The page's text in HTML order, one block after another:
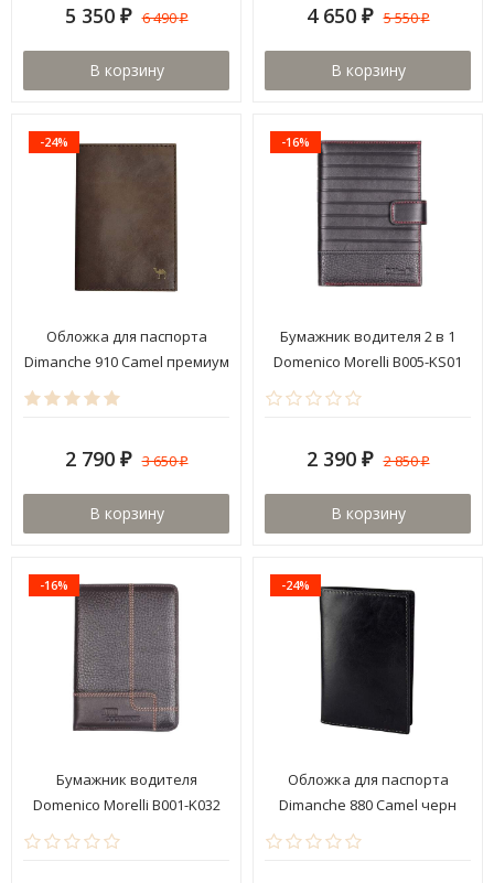
5 350 ₽ 6 490₽
В корзину
4 650 ₽ 5 550₽
В корзину
-24%
Обложка для паспорта
Dimanche 910 Camel премиум
2 790 ₽ 3 650₽
В корзину
-16%
Бумажник водителя 2 в 1
Domenico Morelli B005-KS01
2 390 ₽ 2 850₽
В корзину
-16%
Бумажник водителя
Domenico Morelli B001-K032
Floter kross
-24%
Обложка для паспорта
Dimanche 880 Camel черн